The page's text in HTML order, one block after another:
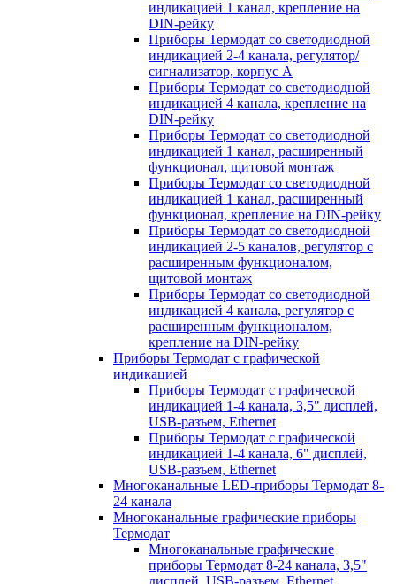
индикацией 1 канал, крепление на
DIN-рейку
Приборы Термодат со светодиодной
индикацией 2-4 канала, регулятор/
сигнализатор, корпус А
Приборы Термодат со светодиодной
индикацией 4 канала, крепление на
DIN-рейку
Приборы Термодат со светодиодной
индикацией 1 канал, расширенный
функционал, щитовой монтаж
Приборы Термодат со светодиодной
индикацией 1 канал, расширенный
функционал, крепление на DIN-рейку
Приборы Термодат со светодиодной
индикацией 2-5 каналов, регулятор с
расширенным функционалом,
щитовой монтаж
Приборы Термодат со светодиодной
индикацией 4 канала, регулятор с
расширенным функционалом,
крепление на DIN-рейку
Приборы Термодат с графической
индикацией
Приборы Термодат с графической
индикацией 1-4 канала, 3,5" дисплей,
USB-разъем, Ethernet
Приборы Термодат с графической
индикацией 1-4 канала, 6" дисплей,
USB-разъем, Ethernet
Многоканальные LED-приборы Термодат 8-
24 канала
Многоканальные графические приборы
Термодат
Многоканальные графические
приборы Термодат 8-24 канала, 3,5"
дисплей, USB-разъем, Ethernet